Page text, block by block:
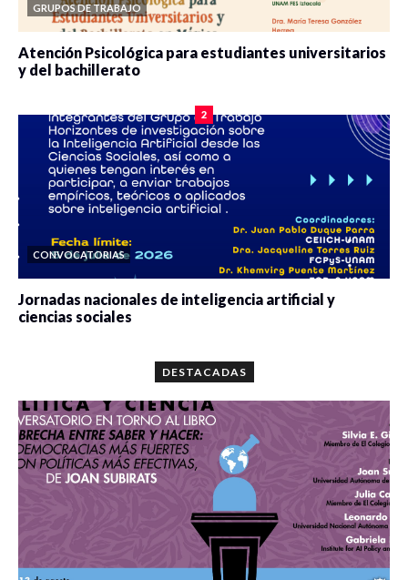
GRUPOS DE TRABAJO
Atención Psicológica para estudiantes universitarios
y del bachillerato
2
CONVOCATORIAS
Jornadas nacionales de inteligencia artificial y
ciencias sociales
DESTACADAS